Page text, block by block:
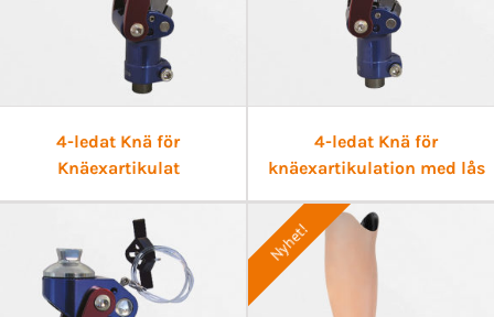
4-ledat Knä för
Knäexartikulat
4-ledat Knä för
knäexartikulation med lås
Nyhet!